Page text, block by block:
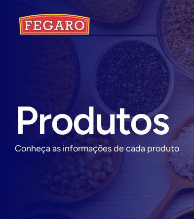
Produtos
Conheça as informações de cada produto